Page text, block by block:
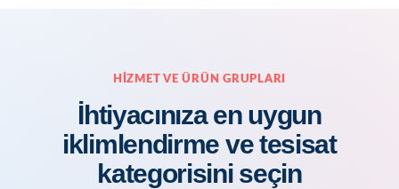
HIZMET VE ÜRÜN GRUPLARI
İhtiyacınıza en uygun
iklimlendirme ve tesisat
kategorisini seçin